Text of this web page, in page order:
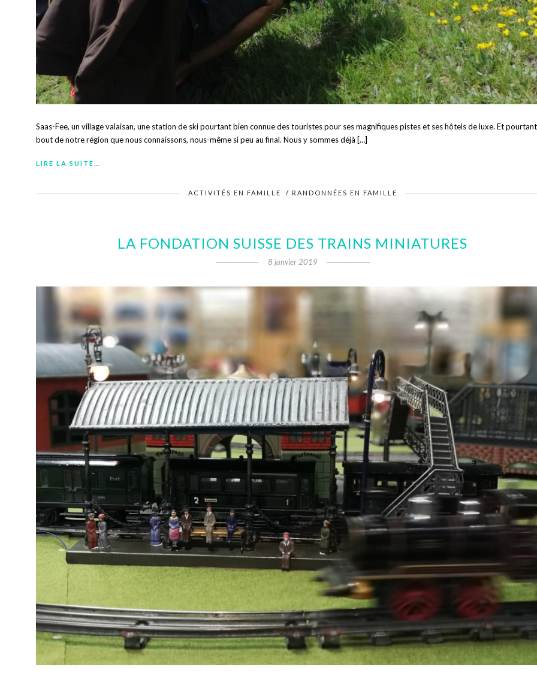
Saas-Fee, un village valaisan, une station de ski pourtant bien connue des touristes pour ses magnifiques pistes et ses hôtels de luxe. Et
bout de notre région que nous connaissons, nous-même si peu au final. Nous y sommes déjà […]
LIRE LA SUITE…
ACTIVITÉS EN FAMILLE / RANDONNÉES EN FAMILLE
LA FONDATION SUISSE DES TRAINS MINIATURES
8 janvier 2019